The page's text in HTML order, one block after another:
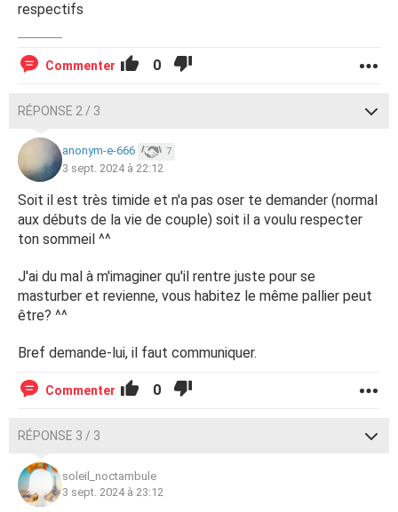
respectifs
Commenter 0
RÉPONSE 2 / 3
anonym-e-666 7
3 sept. 2024 à 22:12
Soit il est très timide et n'a pas oser te demander (normal
aux débuts de la vie de couple) soit il a voulu respecter
ton sommeil ^^
J'ai du mal à m'imaginer qu'il rentre juste pour se
masturber et revienne, vous habitez le même pallier peut
être? ^^
Bref demande-lui, il faut communiquer.
Commenter 0
RÉPONSE 3 / 3
soleil_noctambule
3 sept. 2024 à 23:12